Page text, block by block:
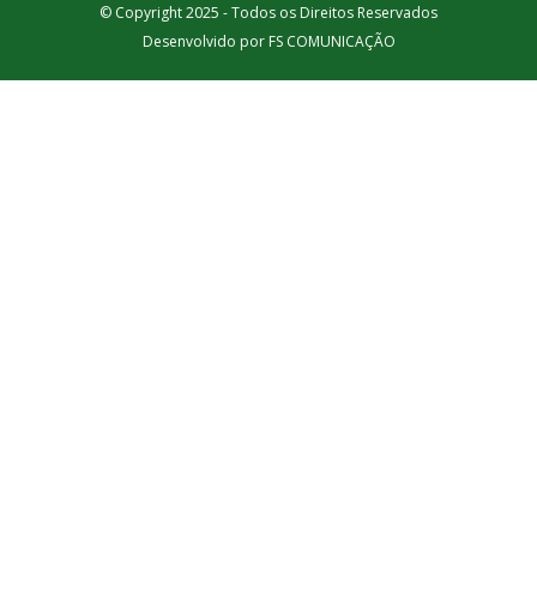
© Copyright 2025 - Todos os Direitos Reservados
Desenvolvido por FS COMUNICAÇÃO